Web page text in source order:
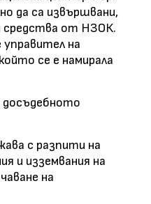
да са извършвани,
средства от НЗОК.
на
се е намирала
досъдебното
с разпити на
и изземвания на
на